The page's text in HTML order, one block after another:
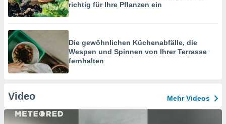
richtig für Ihre Pflanzen ein
Die gewöhnlichen Küchenabfälle, die
Wespen und Spinnen von Ihrer Terrasse
fernhalten
Video Mehr Videos